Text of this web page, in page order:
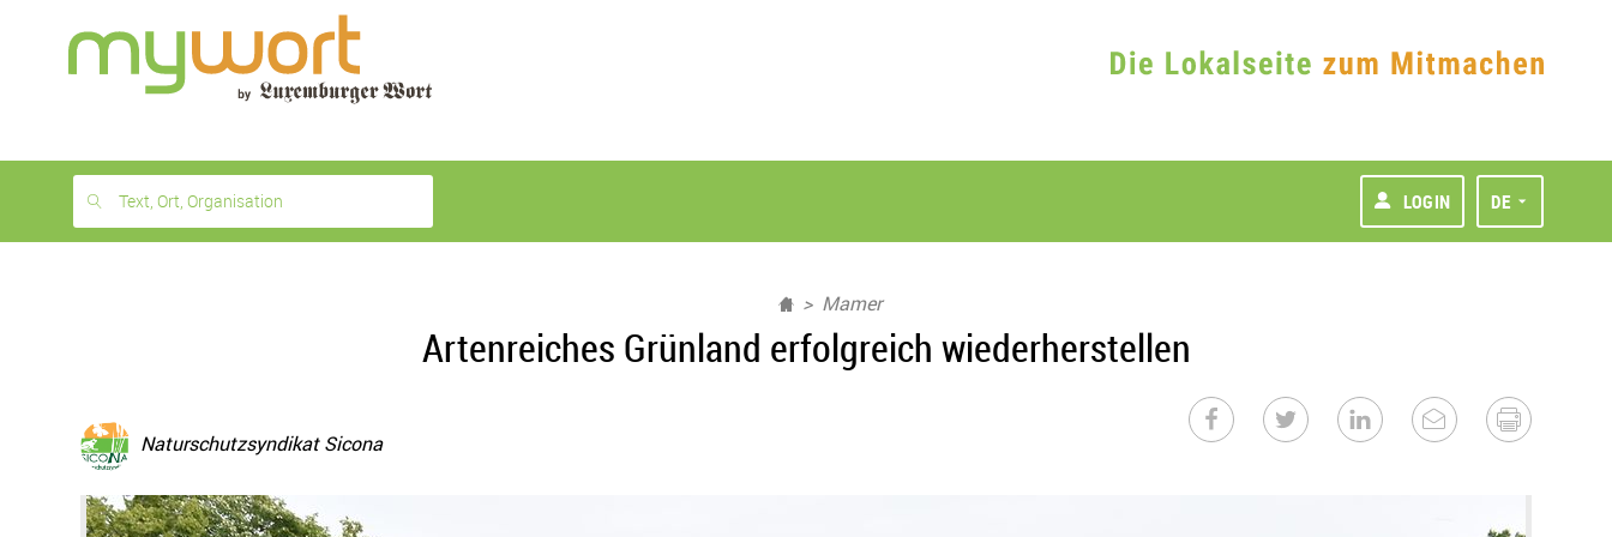
month
free
Text, Ort, Organisation LOGIN DE
Mamer
Artenreiches Grünland erfolgreich wiederherstellen
Naturschutzsyndikat Sicona